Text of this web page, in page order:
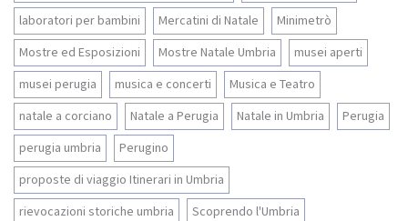
laboratori per bambini
Mercatini di Natale
Minimetrò
Mostre ed Esposizioni
Mostre Natale Umbria
musei aperti
musei perugia
musica e concerti
Musica e Teatro
natale a corciano
Natale a Perugia Natale in Umbria
Perugia
perugia umbria
Perugino
proposte di viaggio Itinerari in Umbria
rievocazioni storiche umbria
Scoprendo l'Umbria